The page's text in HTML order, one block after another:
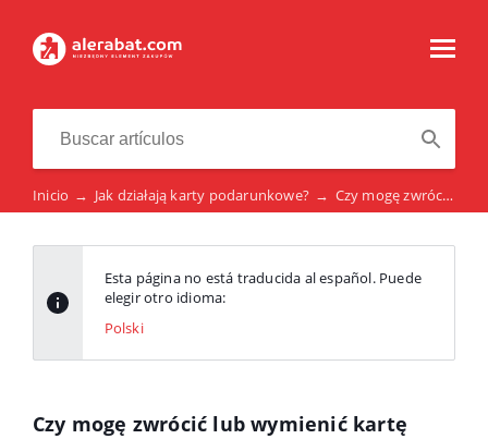
Inicio → Jak działają karty podarunkowe? → Czy mogę zwrócić lub wymienić kartę podarunkową?
Esta página no está traducida al español. Puede
elegir otro idioma:
Polski
Czy mogę zwrócić lub wymienić kartę